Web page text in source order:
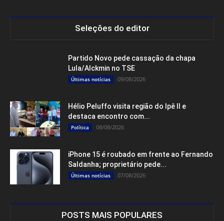
Seleções do editor
Partido Novo pede cassação da chapa
Lula/Alckmin no TSE
Últimas notícias 09/08/2026
Hélio Peluffo visita região do Ipê II e
destaca encontro com...
Política 08/08/2026
iPhone 15 é roubado em frente ao Fernando
Saldanha; proprietário pede...
Últimas notícias 07/08/2026
POSTS MAIS POPULARES